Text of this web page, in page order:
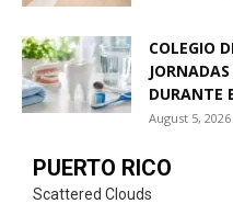
COLEGIO
DURANTE
August 5, 2026
PUERTO RICO
Scattered Clouds